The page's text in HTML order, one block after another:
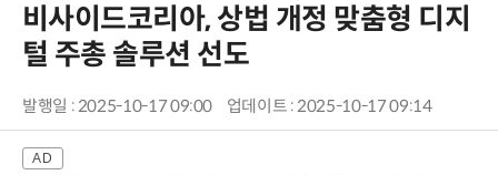
비사이드코리아, 상법 개정 맞춤형 디지
털 주총 솔루션 선도
발행일 : 2025-10-17 09:00 업데이트 : 2025-10-17 09:14